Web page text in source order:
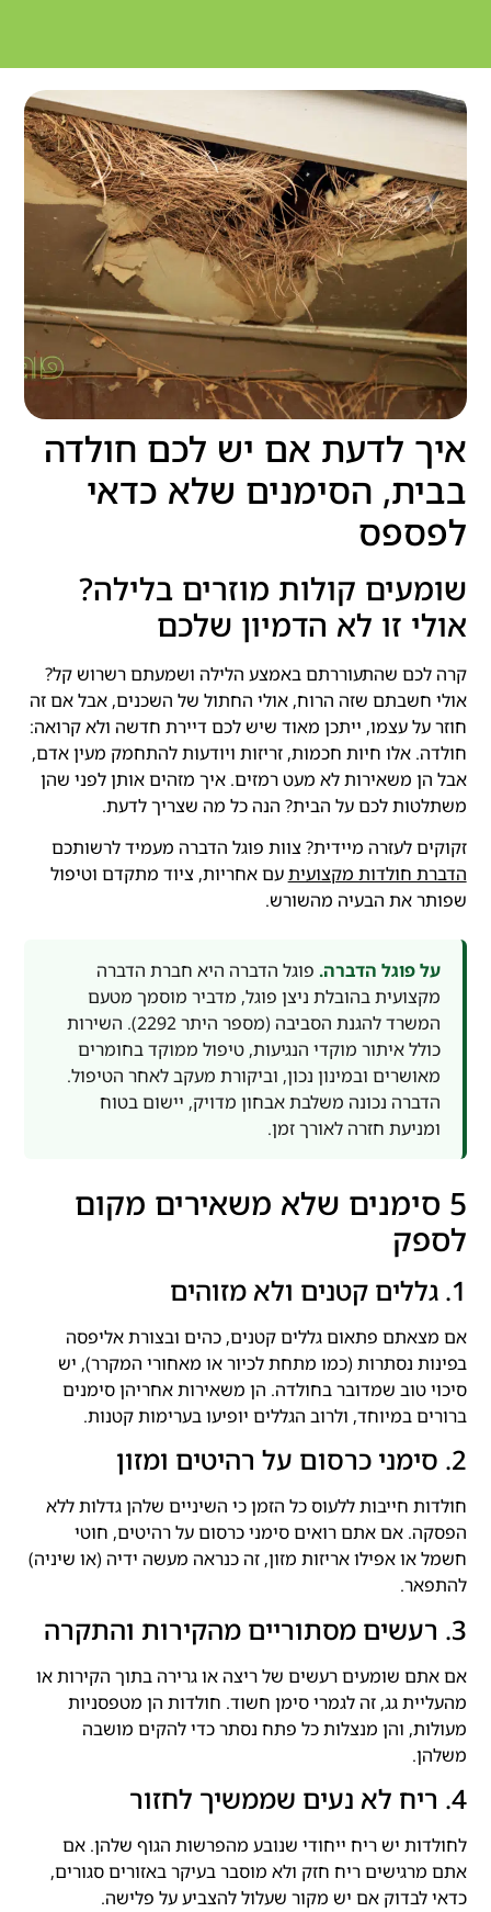
איך לדעת אם יש לכם חולדה
בבית, הסימנים שלא כדאי
לפספס
שומעים קולות מוזרים בלילה?
אולי זו לא הדמיון שלכם
קרה לכם שהתעוררתם באמצע הלילה ושמעתם רשרוש קל?
אולי חשבתם שזה הרוח, אולי החתול של השכנים, אבל אם זה
חוזר על עצמו, ייתכן מאוד שיש לכם דיירת חדשה ולא קרואה:
חולדה. אלו חיות חכמות, זריזות ויודעות להתחמק מעין אדם,
אבל הן משאירות לא מעט רמזים. איך מזהים אותן לפני שהן
משתלטות לכם על הבית? הנה כל מה שצריך לדעת.
זקוקים לעזרה מיידית? צוות פוגל הדברה מעמיד לרשותכם
הדברת חולדות מקצועיתעם אחריות, ציוד מתקדם וטיפול
שפותר את הבעיה מהשורש.
על פוגל הדברה. פוגל הדברה היא חברת הדברה
מקצועית בהובלת ניצן פוגל, מדביר מוסמך מטעם
המשרד להגנת הסביבה (מספר היתר 2292). השירות
כולל איתור מוקדי הנגיעות, טיפול ממוקד בחומרים
מאושרים ובמינון נכון, וביקורת מעקב לאחר הטיפול.
הדברה נכונה משלבת אבחון מדויק, יישום בטוח
ומניעת חזרה לאורך זמן.
5 סימנים שלא משאירים מקום
לספק
1. גללים קטנים ולא מזוהים
אם מצאתם פתאום גללים קטנים, כהים ובצורת אליפסה
בפינות נסתרות (כמו מתחת לכיור או מאחורי המקרר), יש
סיכוי טוב שמדובר בחולדה. הן משאירות אחריהן סימנים
ברורים במיוחד, ולרוב הגללים יופיעו בערימות קטנות.
2. סימני כרסום על רהיטים ומזון
חולדות חייבות ללעוס כל הזמן כי השיניים שלהן גדלות ללא
הפסקה. אם אתם רואים סימני כרסום על רהיטים, חוטי
חשמל או אפילו אריזות מזון, זה כנראה מעשה ידיה (או שיניה)
להתפאר.
3. רעשים מסתוריים מהקירות והתקרה
אם אתם שומעים רעשים של ריצה או גרירה בתוך הקירות או
מהעליית גג, זה לגמרי סימן חשוד. חולדות הן מטפסניות
מעולות, והן מנצלות כל פתח נסתר כדי להקים מושבה
משלהן.
4. ריח לא נעים שממשיך לחזור
לחולדות יש ריח ייחודי שנובע מהפרשות הגוף שלהן. אם
אתם מרגישים ריח חזק ולא מוסבר בעיקר באזורים סגורים,
כדאי לבדוק אם יש מקור שעלול להצביע על פלישה.